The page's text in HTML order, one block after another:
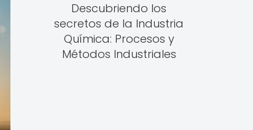
Descubriendo los
secretos de la Industria
Química: Procesos y
Métodos Industriales